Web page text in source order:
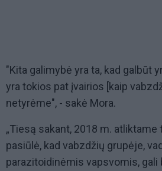
"Kita galimybė yra ta, kad galbūt
yra tokios pat įvairios [kaip
netyrėme", - sakė Mora.
„Tiesą sakant, 2018 m.
pasiūlė, kad vabzdžių grupėje,
parazitoidinėmis vapsvomis, gali